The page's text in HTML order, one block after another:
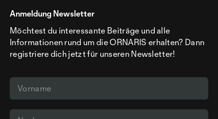
Anmeldung Newsletter
Möchtest du interessante Beiträge und alle
Informationen rund um die ORNARIS erhalten? Dann
registriere dich jetzt für unseren Newsletter!